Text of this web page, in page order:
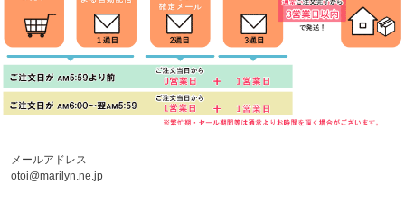
メールアドレス
otoi@marilyn.ne.jp